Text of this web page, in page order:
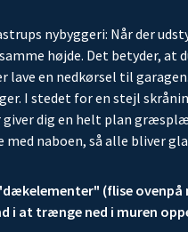
nybyggeri: Når der
højde. Det betyder, at
lave en nedkørsel til
I stedet for en stejl
giver dig en helt plan
naboen, så alle bliver
(flise
i at trænge ned i muren